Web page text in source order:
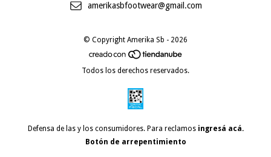
amerikasbfootwear@gmail.com
© Copyright Amerika Sb - 2026
Todos los derechos reservados.
Defensa de las y los consumidores. Para reclamos ingresá acá.
Botón de arrepentimiento